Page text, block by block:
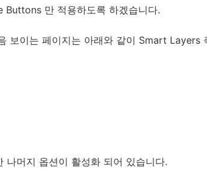
만 적용하도록 하겠습니다.
보이는 페이지는 아래와 같이 Smart Layers
나머지 옵션이 활성화 되어 있습니다.